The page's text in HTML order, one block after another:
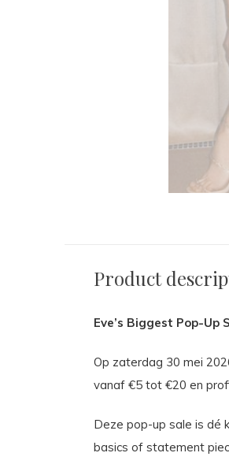
Product
Eve’s Biggest Pop-Up
Op zaterdag 30 mei
vanaf €5 tot €20 en
Deze pop-up sale is dé
basics of statement